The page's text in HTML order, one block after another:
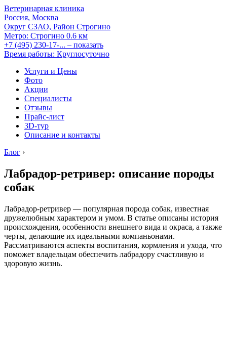
Ветеринарная клиника
Россия, Москва
Округ СЗАО, Район Строгино
Метро: Строгино 0.6 км
+7 (495) 230-17-... – показать
Время работы: Круглосуточно
Услуги и Цены
Фото
Акции
Специалисты
Отзывы
Прайс-лист
3D-тур
Описание и контакты
Блог ›
Лабрадор-ретривер: описание породы
собак
Лабрадор-ретривер — популярная порода собак, известная
дружелюбным характером и умом. В статье описаны история
происхождения, особенности внешнего вида и окраса, а также
черты, делающие их идеальными компаньонами.
Рассматриваются аспекты воспитания, кормления и ухода, что
поможет владельцам обеспечить лабрадору счастливую и
здоровую жизнь.